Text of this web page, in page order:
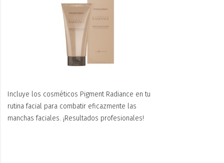
Incluye los cosméticos Pigment Radiance en tu
rutina facial para combatir eficazmente las
manchas faciales. ¡Resultados profesionales!